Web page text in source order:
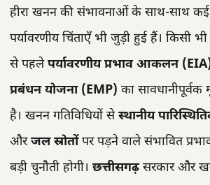
हीरा खनन की संभावनाओं के साथ-साथ कई
पर्यावरणीय चिंताएँ भी जुड़ी हुई हैं। किसी
से पहलेपर्यावरणीय प्रभाव आकलन
प्रबंधन योजना (EMP) का
है। खनन गतिविधियों सेस्थानीय
औरजल स्रोतोंपर पड़ने वाले संभावित
बड़ी चुनौती होगी। छत्तीसगढ़ सरकार और